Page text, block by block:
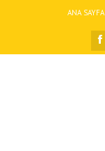
ANA SAYFA